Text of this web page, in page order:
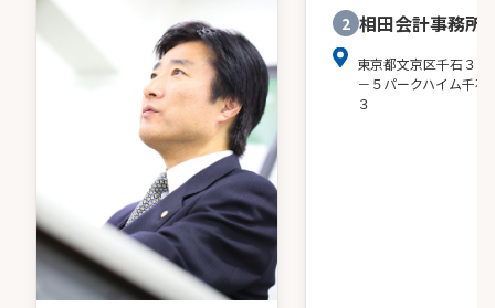
2 相田会計事務所
東京都文京区千石３－
－５パークハイム千石
３